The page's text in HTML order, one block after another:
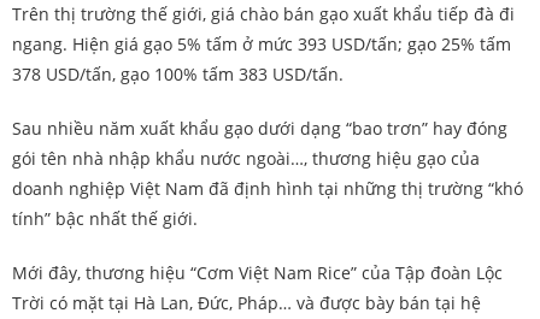
Trên thị trường thế giới, giá chào bán gạo xuất khẩu tiếp đà đi
ngang. Hiện giá gạo 5% tấm ở mức 393 USD/tấn; gạo 25% tấm
378 USD/tấn, gạo 100% tấm 383 USD/tấn.
Sau nhiều năm xuất khẩu gạo dưới dạng “bao trơn” hay đóng
gói tên nhà nhập khẩu nước ngoài…, thương hiệu gạo của
doanh nghiệp Việt Nam đã định hình tại những thị trường “khó
tính” bậc nhất thế giới.
Mới đây, thương hiệu “Cơm Việt Nam Rice” của Tập đoàn Lộc
Trời có mặt tại Hà Lan, Đức, Pháp… và được bày bán tại hệ